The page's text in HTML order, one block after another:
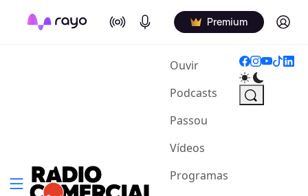
On Air Podcasts Premium Log in
Ouvir(current)
Podcasts
Passou
Vídeos
Programas